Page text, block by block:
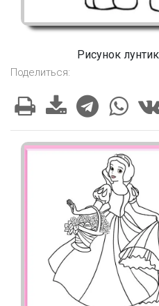
Рисунок
Поделиться: